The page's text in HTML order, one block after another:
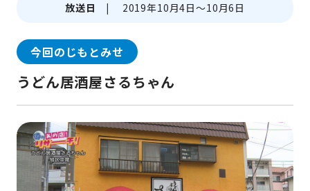
放送日 | 2019年10月4日～10月6日
今回のじもとみせ
うどん居酒屋さるちゃん